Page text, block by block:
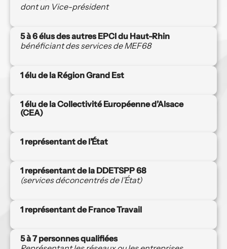
dont un Vice-président
5 à 6 élus des autres EPCI du Haut-Rhin
bénéficiant des services de MEF68
1 élu de la Région Grand Est
1 élu de la Collectivité Européenne d’Alsace
(CEA)
1 représentant de l’État
1 représentant de la DDETSPP 68
(services déconcentrés de l’État)
1 représentant de France Travail
5 à 7 personnes qualifiées